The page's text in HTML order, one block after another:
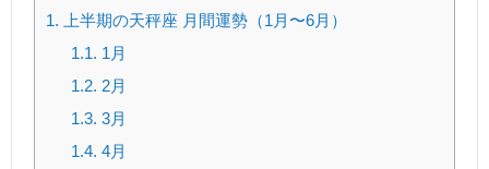
1. 上半期の天秤座 月間運勢（1月〜6月）
1.1. 1月
1.2. 2月
1.3. 3月
1.4. 4月